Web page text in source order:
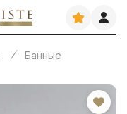
Банные